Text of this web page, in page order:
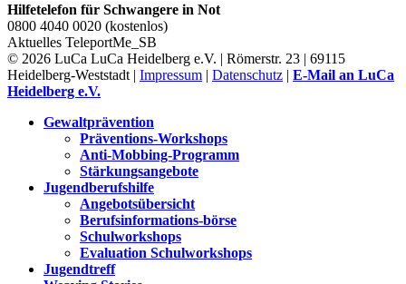
Hilfetelefon für Schwangere in Not
0800 4040 0020 (kostenlos)
Aktuelles TeleportMe_SB
© 2026 LuCa LuCa Heidelberg e.V. | Römerstr. 23 | 69115
Heidelberg-Weststadt | Impressum | Datenschutz | E-Mail an LuCa
Heidelberg e.V.
Gewaltprävention
Präventions-Workshops
Anti-Mobbing-Programm
Stärkungsangebote
Jugendberufshilfe
Angebotsübersicht
Berufsinformations-börse
Schulworkshops
Evaluation Schulworkshops
Jugendtreff